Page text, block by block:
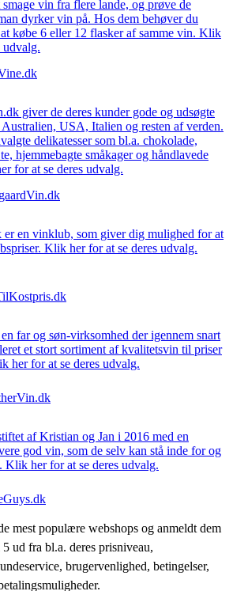
vin fra flere lande, og prøve de
dyrker vin på. Hos dem behøver du
købe 6 eller 12 flasker af samme vin. Klik
udvalg.
giver de deres kunder gode og udsøgte
USA, Italien og resten af verden.
delikatesser som bl.a. chokolade,
hjemmebagte småkager og håndlavede
for at se deres udvalg.
en vinklub, som giver dig mulighed for at
Klik her for at se deres udvalg.
far og søn-virksomhed der igennem snart
et stort sortiment af kvalitetsvin til priser
her for at se deres udvalg.
af Kristian og Jan i 2016 med en
god vin, som de selv kan stå inde for og
Klik her for at se deres udvalg.
mest populære webshops og anmeldt dem
ud fra bl.a. deres prisniveau,
brugervenlighed, betingelser,